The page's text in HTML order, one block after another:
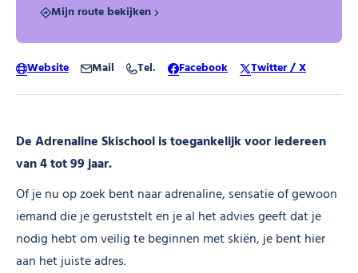
De Adrenaline Skischool is toegankelijk voor iedereen
van 4 tot 99 jaar.
Of je nu op zoek bent naar adrenaline, sensatie of gewoon
iemand die je geruststelt en je al het advies geeft dat je
nodig hebt om veilig te beginnen met skiën, je bent hier
aan het juiste adres.
Mijn route bekijken
Website Mail Tel. Facebook Twitter / X